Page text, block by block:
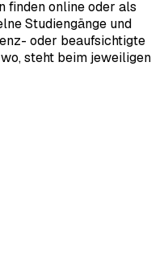
finden online oder als
Studiengänge und
oder beaufsichtigte
steht beim jeweiligen